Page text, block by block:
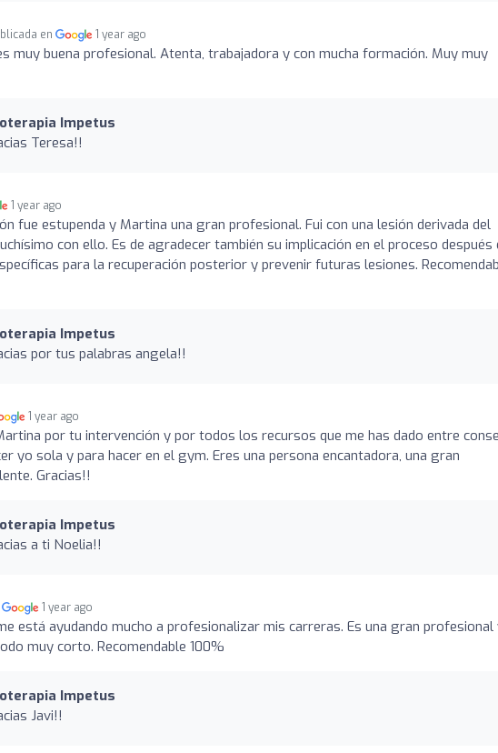
en 1 year ago
muy buena profesional. Atenta, trabajadora y con mucha formación. Muy muy
Impetus
Teresa!!
1 year ago
fue estupenda y Martina una gran profesional. Fui con una lesión derivada del
con ello. Es de agradecer también su implicación en el proceso después
para la recuperación posterior y prevenir futuras lesiones.
Impetus
por tus palabras angela!!
1 year ago
por tu intervención y por todos los recursos que me has dado entre
yo sola y para hacer en el gym. Eres una persona encantadora, una gran
Gracias!!
Impetus
a ti Noelia!!
1 year ago
está ayudando mucho a profesionalizar mis carreras. Es una gran profesional
muy corto. Recomendable 100%
Impetus
Javi!!